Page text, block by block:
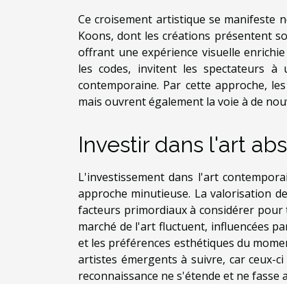
Ce croisement artistique se manifeste
Koons, dont les créations présentent
offrant une expérience visuelle
les codes, invitent les spectateurs
contemporaine. Par cette approche,
mais ouvrent également la voie à de
Investir dans l'art
L'investissement dans l'art
approche minutieuse. La valorisation
facteurs primordiaux à considérer
marché de l'art fluctuent, influencées
et les préférences esthétiques du
artistes émergents à suivre, car ceux-
reconnaissance ne s'étende et ne